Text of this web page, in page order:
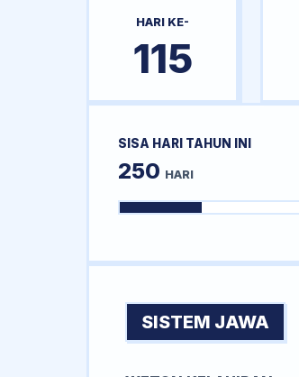
HARI KE-
115
SISA HARI TAHUN INI
250 HARI
SISTEM JAWA